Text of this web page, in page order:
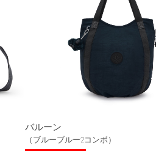
バルーン
（ブルーブルー2コンボ）